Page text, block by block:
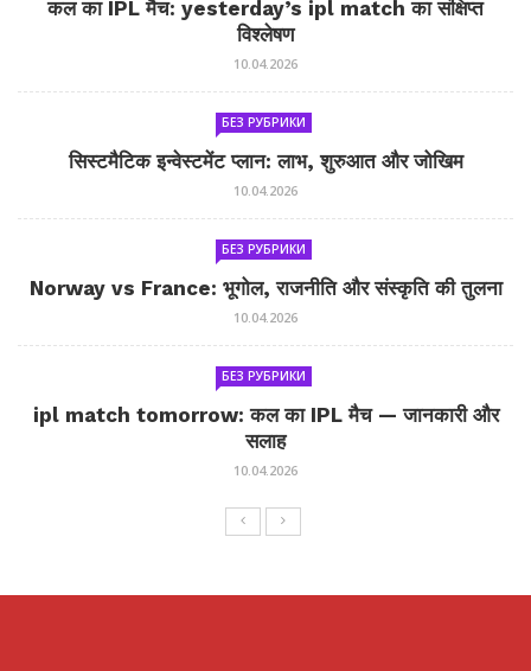
कल का IPL मैच: yesterday’s ipl match का संक्षिप्त
विश्लेषण
10.04.2026
БЕЗ РУБРИКИ
सिस्टमैटिक इन्वेस्टमेंट प्लान: लाभ, शुरुआत और जोखिम
10.04.2026
БЕЗ РУБРИКИ
Norway vs France: भूगोल, राजनीति और संस्कृति की तुलना
10.04.2026
БЕЗ РУБРИКИ
ipl match tomorrow: कल का IPL मैच — जानकारी और
सलाह
10.04.2026